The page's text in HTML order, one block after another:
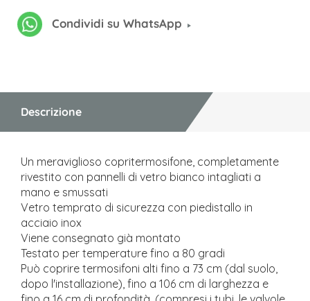
Condividi su WhatsApp
Descrizione
Un meraviglioso copritermosifone, completamente
rivestito con pannelli di vetro bianco intagliati a
mano e smussati
Vetro temprato di sicurezza con piedistallo in
acciaio inox
Viene consegnato già montato
Testato per temperature fino a 80 gradi
Può coprire termosifoni alti fino a 73 cm (dal suolo,
dopo l'installazione), fino a 106 cm di larghezza e